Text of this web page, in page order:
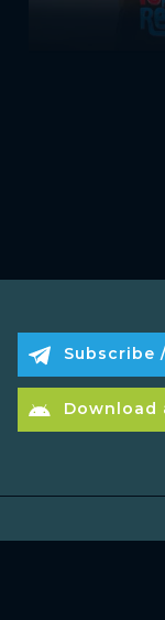
Subscribe /
Download